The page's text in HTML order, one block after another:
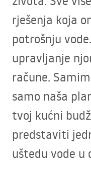
rješenja koja
potrošnju
upravljanje
račune.
samo naša
tvoj kućni
predstaviti
uštedu vode u